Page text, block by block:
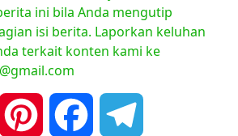
ini bila Anda mengutip
isi berita. Laporkan keluhan
terkait konten kami ke
WhatsAppPinterest Facebook